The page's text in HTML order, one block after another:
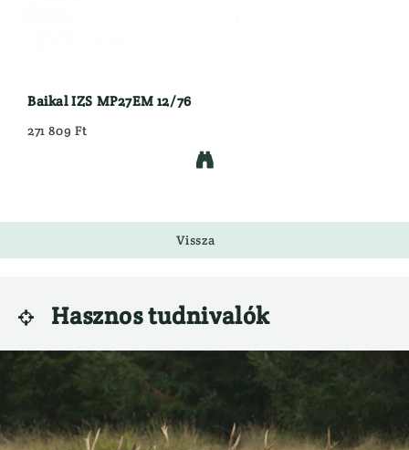
Baikal IZS MP27EM 12/76
271 809 Ft

Vissza
 Hasznos tudnivalók